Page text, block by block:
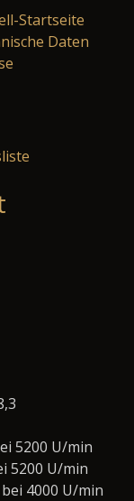
Startseite
Daten
5200 U/min
5200 U/min
4000 U/min